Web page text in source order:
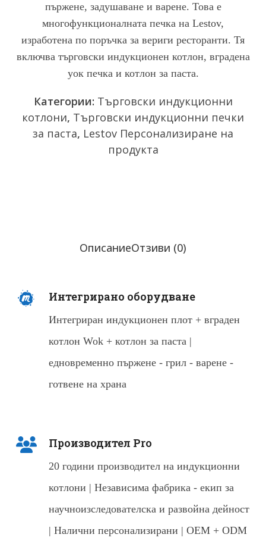
5
пържене, задушаване и варене. Това е
многофункционалната печка на Lestov,
изработена по поръчка за вериги ресторанти. Тя
включва търговски индукционен котлон, вградена
уок печка и котлон за паста.
Категории: Търговски индукционни
котлони, Търговски индукционни печки
за паста, Lestov Персонализиране на
продукта
ОписаниеОтзиви (0)
Интегрирано оборудване
Интегриран индукционен плот + вграден
котлон Wok + котлон за паста |
едновременно пържене - грил - варене -
готвене на храна
Производител Pro
20 години производител на индукционни
котлони | Независима фабрика - екип за
научноизследователска и развойна дейност
| Налични персонализирани | OEM + ODM